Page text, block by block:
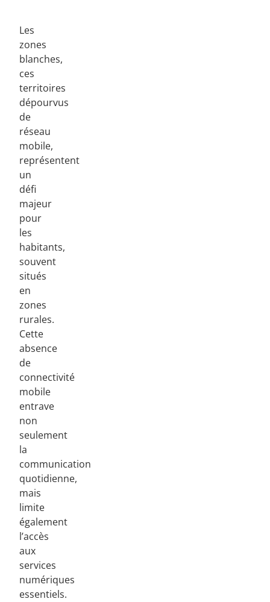
Les
zones
blanches,
ces
territoires
dépourvus
de
réseau
mobile,
représentent
un
défi
majeur
pour
les
habitants,
souvent
situés
en
zones
rurales.
Cette
absence
de
connectivité
mobile
entrave
non
seulement
la
communication
quotidienne,
mais
limite
également
l’accès
aux
services
numériques
essentiels.